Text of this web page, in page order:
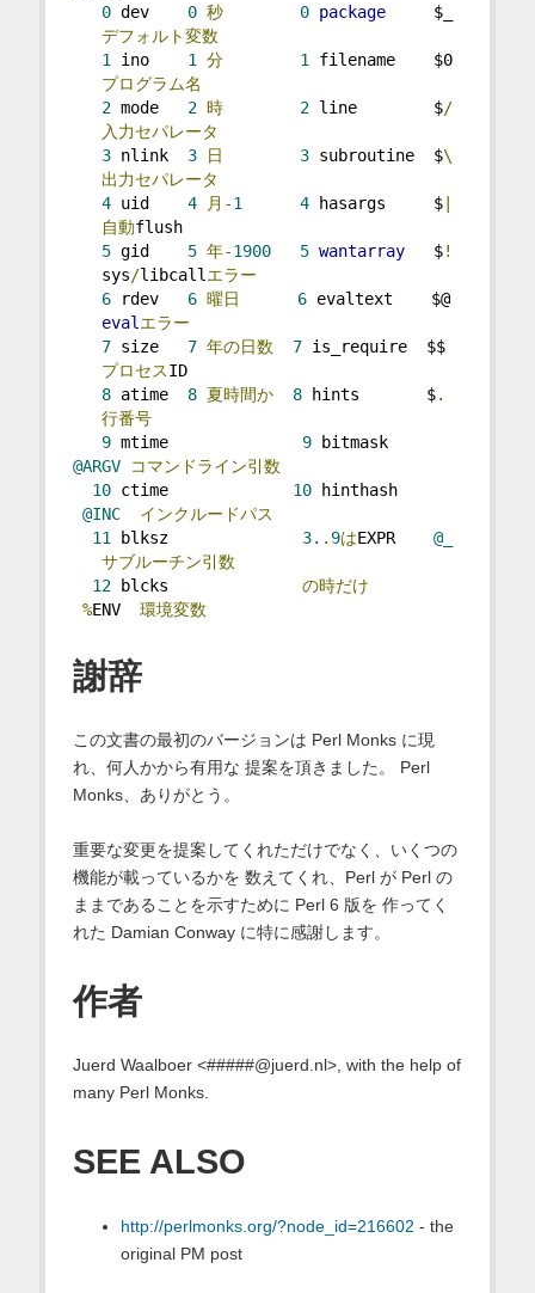
0 dev 0 秒 0 package $_
デフォルト変数
1
ino 1 分 1
filename    $0
プログラム名
2 mode 2 時 2 line        $/
入力セパレータ
3 nlink 3 日 3 subroutine  $\
出力セパレータ
4 uid 4 月-1 4 hasargs     $|
自動flush
5 gid 5 年-1900 5 wantarray $!
sys/libcall エラー
6 rdev 6 曜日 6 evaltext    $@
eval エラー
7 size 7 年の日数 7 is_require  $$
プロセスID
8 atime 8 夏時間か 8 hints       $.
行番号
9 mtime 9
@ARGV
コマンドライン引数
10 ctime 10 hinthash
@INC
インクルードパス
11
blksz 3. . 9はEXPR @_
サブルーチン引数
12 blcks の時だけ
%ENV 環境変数
謝辞
この文書の最初のバージョンは Perl Monks に現
れ、何人かから有用な 提案を頂きました。 Perl
Monks、ありがとう。
重要な変更を提案してくれただけでなく、いくつの
機能が載っているかを 数えてくれ、Perl が Perl の
ままであることを示すために Perl 6 版を 作ってく
れた Damian Conway に特に感謝します。
作者
Juerd Waalboer <#####@juerd.nl>, with the help of
many Perl Monks.
SEE ALSO
http://perlmonks.org/?node_id=216602 - the
original PM post